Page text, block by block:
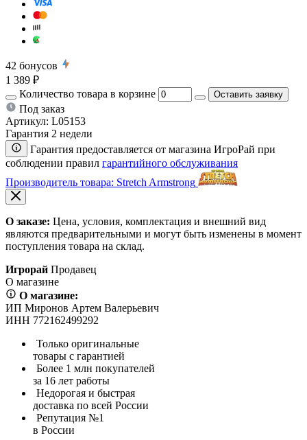
42 бонусов
1 389 ₽
Количество товара в корзине
Оставить заявку
Под заказ
Артикул: L05153
Гарантия 2 недели
Гарантия предоставляется от магазина ИгроРай при
соблюдении правил гарантийного обслуживания
Производитель товара: Stretch Armstrong
О заказе: Цена, условия, комплектация и внешний вид
являются предварительными и могут быть изменены в момент
поступления товара на склад.
Игрорай Продавец
О магазине
О магазине:
ИП Миронов Артем Валерьевич
ИНН 772162499292
Только оригинальные
товары с гарантией
Более 1 млн покупателей
за 16 лет работы
Недорогая и быстрая
доставка по всей России
Репутация №1
в России